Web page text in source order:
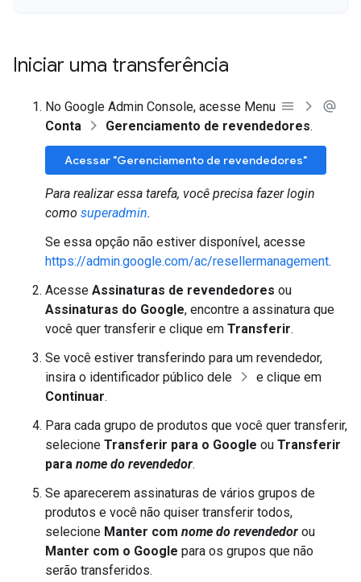
Iniciar uma transferência
No Google Admin Console, acesse Menu
Conta
Gerenciamento de revendedores.
Acessar "Gerenciamento de revendedores"
Para realizar essa tarefa, você precisa fazer login
como superadmin.
Se essa opção não estiver disponível, acesse
https://admin.google.com/ac/resellermanagement.
Acesse Assinaturas de revendedores ou
Assinaturas do Google, encontre a assinatura que
você quer transferir e clique em Transferir.
Se você estiver transferindo para um revendedor,
insira o identificador público dele
e clique em
Continuar.
Para cada grupo de produtos que você quer transferir,
selecione Transferir para o Google ou Transferir
para nome do revendedor.
Se aparecerem assinaturas de vários grupos de
produtos e você não quiser transferir todos,
selecione Manter com nome do revendedor ou
Manter com o Google para os grupos que não
serão transferidos.